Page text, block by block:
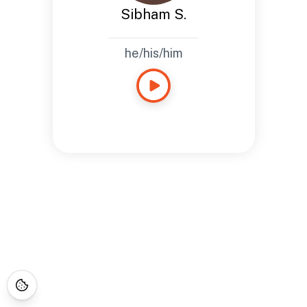
Sibham S.
he/his/him